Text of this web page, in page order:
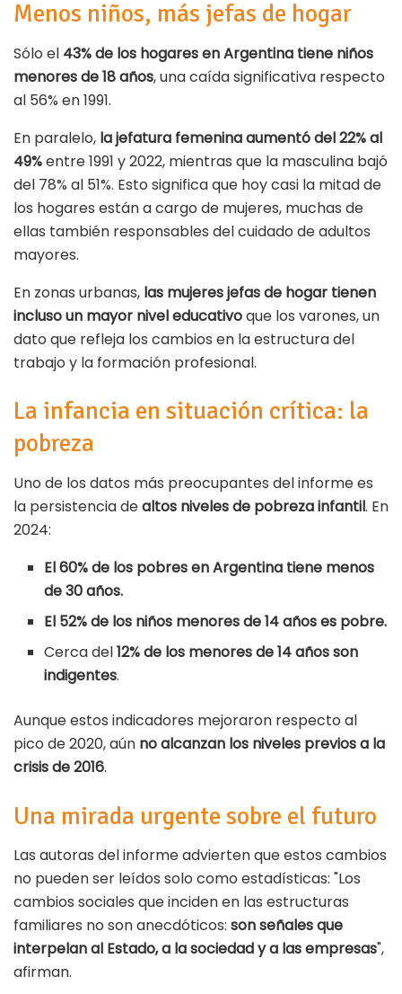
Menos niños, más jefas de hogar
Sólo el 43% de los hogares en Argentina tiene niños
menores de 18 años, una caída significativa respecto
al 56% en 1991.
En paralelo, la jefatura femenina aumentó del 22% al
49%entre 1991 y 2022, mientras que la masculina bajó
del 78% al 51%. Esto significa que hoy casi la mitad de
los hogares están a cargo de mujeres, muchas de
ellas también responsables del cuidado de adultos
mayores.
En zonas urbanas, las mujeres jefas de hogar tienen
incluso un mayor nivel educativoque los varones, un
dato que refleja los cambios en la estructura del
trabajo y la formación profesional.
La infancia en situación crítica: la
pobreza
Uno de los datos más preocupantes del informe es
la persistencia dealtos niveles de pobreza infantil. En
2024:
El 60% de los pobres en Argentina tiene menos
de 30 años.
El 52% de los niños menores de 14 años es pobre.
Cerca del12% de los menores de 14 años son
indigentes.
Aunque estos indicadores mejoraron respecto al
pico de 2020, aún no alcanzan los niveles previos a la
crisis de 2016.
Una mirada urgente sobre el futuro
Las autoras del informe advierten que estos cambios
no pueden ser leídos solo como estadísticas: "Los
cambios sociales que inciden en las estructuras
familiares no son anecdóticos: son señales que
interpelan al Estado, a la sociedad y a las empresas",
afirman.